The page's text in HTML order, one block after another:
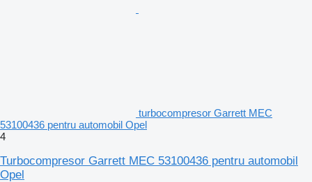
turbocompresor Garrett MEC
53100436 pentru automobil Opel
4
Turbocompresor Garrett MEC 53100436 pentru automobil
Opel